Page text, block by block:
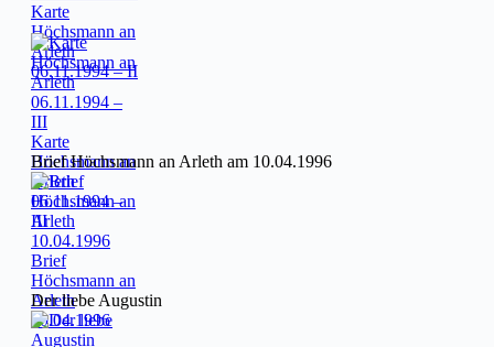
Karte
Höchsmann an
Arleth
06.11.1994 – II
Karte
Höchsmann an
Arleth
06.11.1994 –
III
Brief Höchsmann an Arleth am 10.04.1996
Brief
Höchsmann an
Arleth
10.04.1996
Der liebe Augustin